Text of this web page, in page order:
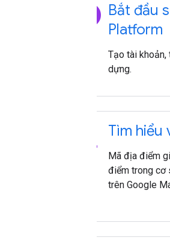
explore Bắt đầu
Platform
Tạo tài
dựng.
Tìm hiểu
Mã địa điểm
điểm trong cơ
trên Google